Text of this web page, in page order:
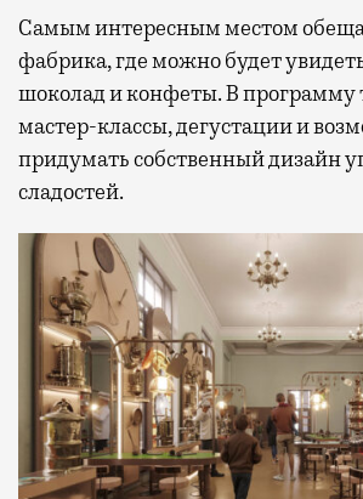
Самым интересным местом
фабрика, где можно будет
шоколад и конфеты. В программу
мастер-классы, дегустации и
придумать собственный дизайн
сладостей.